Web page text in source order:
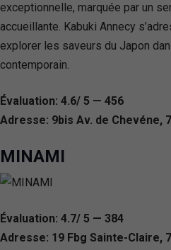
exceptionnelle, marquée par un
accueillante. Kabuki Annecy
explorer les saveurs du Japon
contemporain.
Évaluation: 4.6/ 5 — 456
Adresse: 9bis Av. de Chevéne,
MINAMI
Évaluation: 4.7/ 5 — 384
Adresse: 19 Fbg Sainte-Claire,